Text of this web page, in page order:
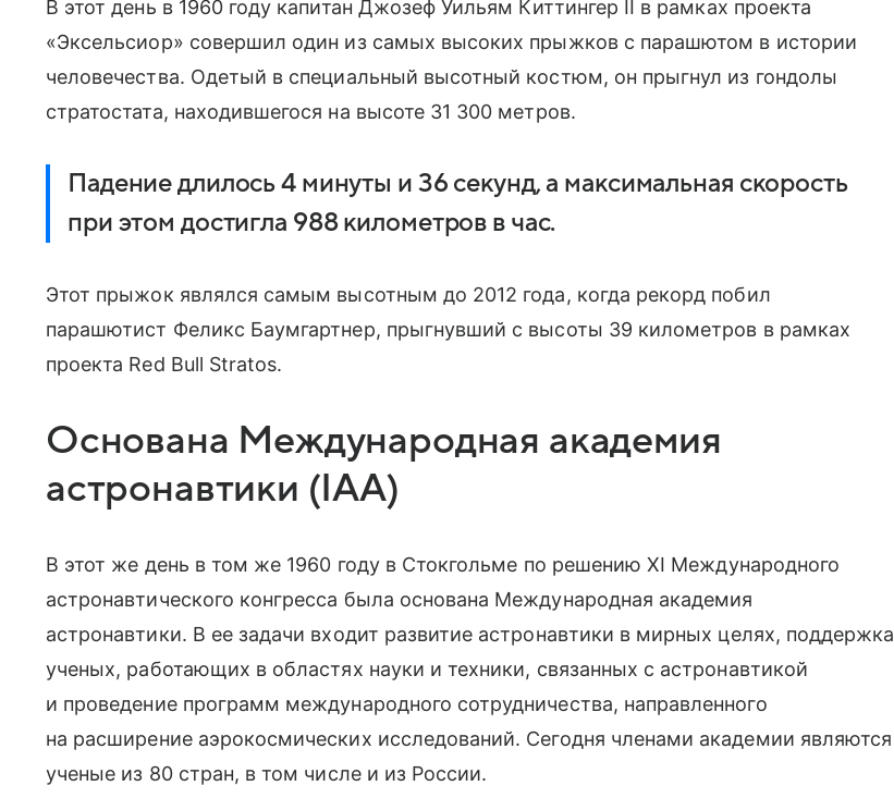
В этот день в 1960 году капитан Джозеф Уильям Киттингер II в рамках проекта
«Эксельсиор» совершил один из самых высоких прыжков с парашютом в истории
человечества. Одетый в специальный высотный костюм, он прыгнул из гондолы
стратостата, находившегося на высоте 31 300 метров.
Падение длилось 4 минуты и 36 секунд, а максимальная скорость
при этом достигла 988 километров в час.
Этот прыжок являлся самым высотным до 2012 года, когда рекорд побил
парашютист Феликс Баумгартнер, прыгнувший с высоты 39 километров в рамках
проекта Red Bull Stratos.
Основана Международная академия
астронавтики (IAA)
В этот же день в том же 1960 году в Стокгольме по решению XI Международного
астронавтического конгресса была основана Международная академия
астронавтики. В ее задачи входит развитие астронавтики в мирных целях, поддержка
ученых, работающих в областях науки и техники, связанных с астронавтикой
и проведение программ международного сотрудничества, направленного
на расширение аэрокосмических исследований. Сегодня членами академии являются
ученые из 80 стран, в том числе и из России.